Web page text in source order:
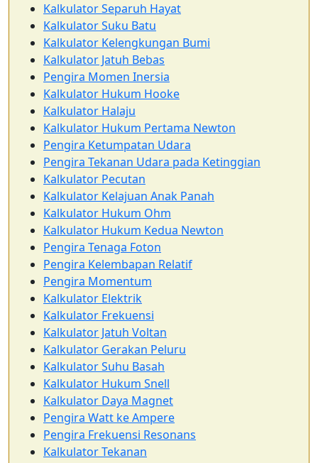
Kalkulator Separuh Hayat
Kalkulator Suku Batu
Kalkulator Kelengkungan Bumi
Kalkulator Jatuh Bebas
Pengira Momen Inersia
Kalkulator Hukum Hooke
Kalkulator Halaju
Kalkulator Hukum Pertama Newton
Pengira Ketumpatan Udara
Pengira Tekanan Udara pada Ketinggian
Kalkulator Pecutan
Kalkulator Kelajuan Anak Panah
Kalkulator Hukum Ohm
Kalkulator Hukum Kedua Newton
Pengira Tenaga Foton
Pengira Kelembapan Relatif
Pengira Momentum
Kalkulator Elektrik
Kalkulator Frekuensi
Kalkulator Jatuh Voltan
Kalkulator Gerakan Peluru
Kalkulator Suhu Basah
Kalkulator Hukum Snell
Kalkulator Daya Magnet
Pengira Watt ke Ampere
Pengira Frekuensi Resonans
Kalkulator Tekanan